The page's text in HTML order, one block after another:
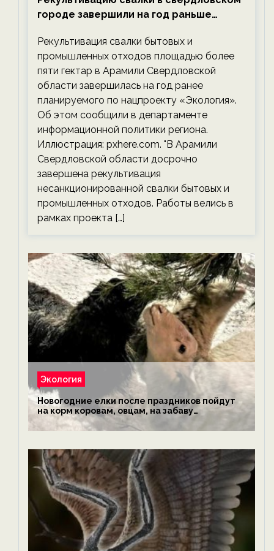
городе завершили на год раньше
экологии на ECOportal
Рекультивация свалки бытовых и
промышленных отходов площадью более
пяти гектар в Арамили Свердловской
области завершилась на год ранее
планируемого по нацпроекту «Экология».
Об этом сообщили в департаменте
информационной политики региона.
Иллюстрация: pxhere.com. "В Арамили
Свердловской области досрочно
завершена рекультивация
несанкционированной свалки бытовых и
промышленных отходов. Работы велись в
рамках проекта […]
Экология
Новогодние елки после праздников пойдут
на корм коровам, овцам, на забаву
обезьянам, львам и леопардам — новости
экологии на ECOportal